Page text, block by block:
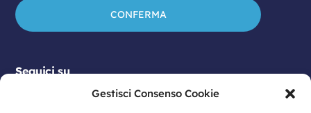
Gestisci Consenso Cookie
Seguici su